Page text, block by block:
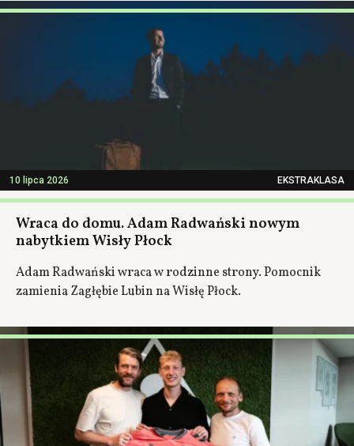
10 lipca 2026 EKSTRAKLASA
Wraca do domu. Adam Radwański nowym
nabytkiem Wisły Płock
Adam Radwański wraca w rodzinne strony. Pomocnik
zamienia Zagłębie Lubin na Wisłę Płock.